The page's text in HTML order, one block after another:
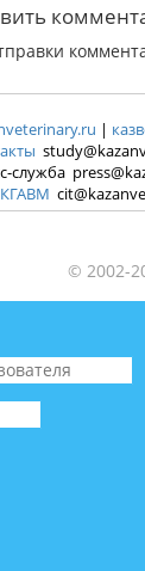
|
служба
© 2002-